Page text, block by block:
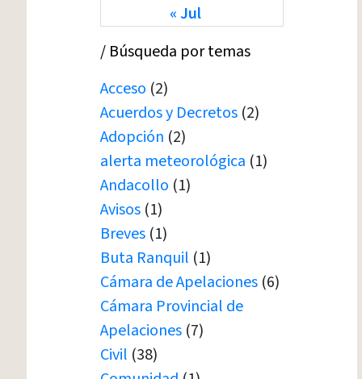
« Jul
/ Búsqueda por temas
Acceso (2)
Acuerdos y Decretos (2)
Adopción (2)
alerta meteorológica (1)
Andacollo (1)
Avisos (1)
Breves (1)
Buta Ranquil (1)
Cámara de Apelaciones (6)
Cámara Provincial de
Apelaciones (7)
Civil (38)